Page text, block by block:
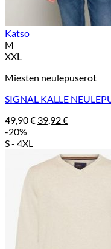
Katso
M
XXL
Miesten neulepuserot
SIGNAL KALLE
49,90€ Alkuperäinen
49,90 €.
39,92€Nykyinen
39,92 €.
-20%
S - 4XL